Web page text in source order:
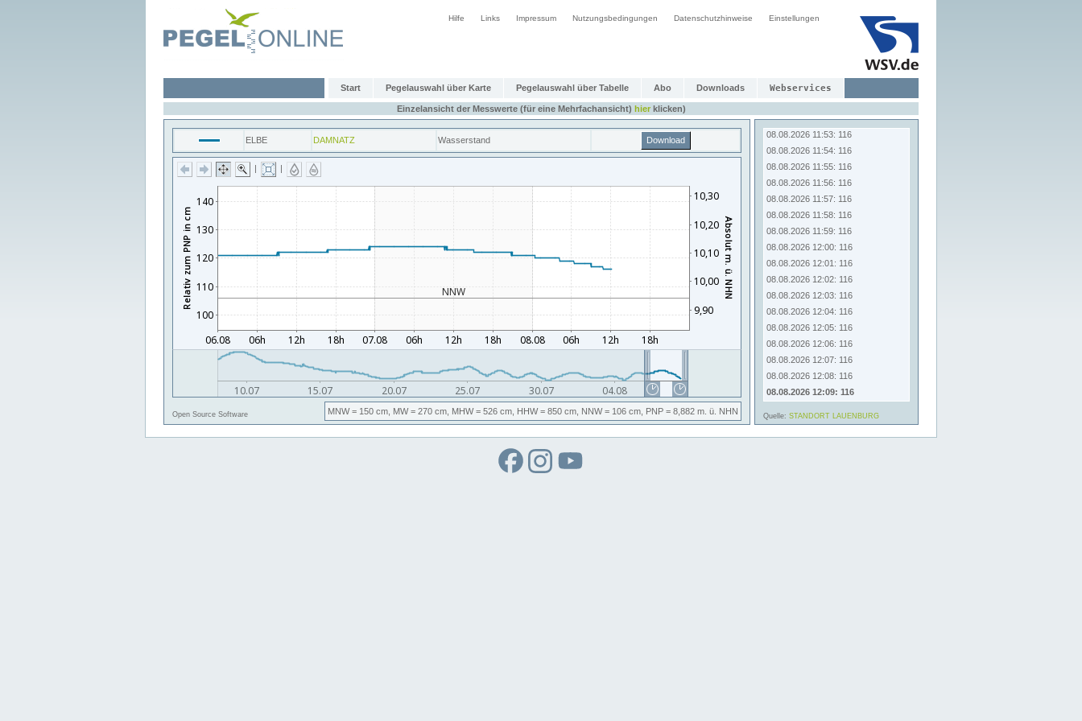
Hilfe Links Impressum Nutzungsbedingungen Datenschutzhinweise Einstellungen
Start Pegelauswahl über Karte Pegelauswahl über Tabelle Abo Downloads Webservices
Einzelansicht der Messwerte (für eine Mehrfachansicht) hierklicken)
ELBE DAMNATZ Wasserstand Download
| |
Open Source Software MNW= 150 cm, MW= 270 cm, MHW= 526 cm, HHW= 850 cm, NNW= 106 cm, PNP = 8,882 m. ü. NHN
08.08.2026 11:46: 116
08.08.2026 11:50: 116
08.08.2026 11:51: 116
08.08.2026 11:52: 116
08.08.2026 11:53: 116
08.08.2026 11:54: 116
08.08.2026 11:55: 116
08.08.2026 11:56: 116
08.08.2026 11:57: 116
08.08.2026 11:58: 116
08.08.2026 11:59: 116
08.08.2026 12:00: 116
08.08.2026 12:01: 116
08.08.2026 12:02: 116
08.08.2026 12:03: 116
08.08.2026 12:04: 116
08.08.2026 12:05: 116
08.08.2026 12:06: 116
08.08.2026 12:07: 116
08.08.2026 12:08: 116
08.08.2026 12:09: 116
Quelle: STANDORT LAUENBURG